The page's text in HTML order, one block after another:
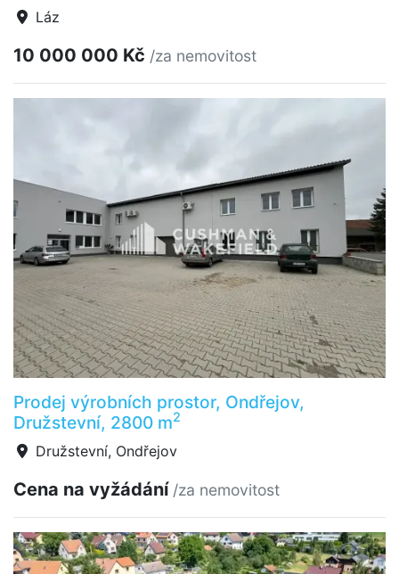
Láz
10 000 000 Kč /za nemovitost
Prodej výrobních prostor, Ondřejov,
Družstevní, 2800 m2
Družstevní, Ondřejov
Cena na vyžádání /za nemovitost